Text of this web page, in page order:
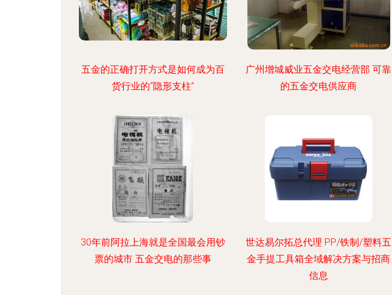
五金的正确打开方式是如何成为百
货行业的“隐形支柱”
广州增城威业五金交电经营部 可靠
的五金交电供应商
30年前阿拉上海就是全国最会用钞
票的城市 五金交电的那些事
世达易尔拓总代理 PP/铁制/塑料五
金手提工具箱全域解决方案与招商
信息